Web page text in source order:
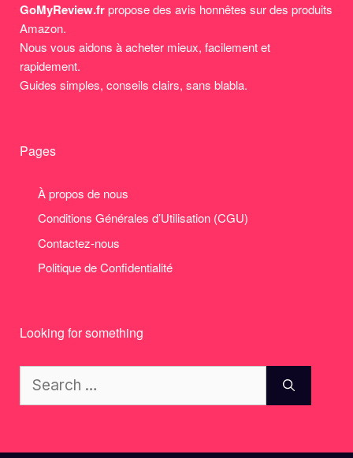
GoMyReview.frpropose des avis honnêtes sur des produits
Amazon.
Nous vous aidons à acheter mieux, facilement et
rapidement.
Guides simples, conseils clairs, sans blabla.
Pages
À propos de nous
Conditions Générales d’Utilisation (CGU)
Contactez-nous
Politique de Confidentialité
Looking for something
for: